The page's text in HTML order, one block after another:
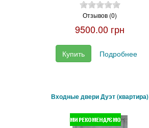
Отзывов (0)
9500.00 грн
Купить Подробнее
Входные двери Дуэт (квартира)